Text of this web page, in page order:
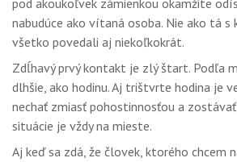
pod akoukoľvek zámienkou okamžite
nabudúce ako vítaná osoba. Nie ako tá s
všetko povedali aj niekoľkokrát.
Zdĺhavý prvý kontakt je zlý štart. Podľa
dlhšie, ako hodinu. Aj trištvrte hodina je
nechať zmiasť pohostinnosťou a
situácie je vždy na mieste.
Aj keď sa zdá, že človek, ktorého chcem